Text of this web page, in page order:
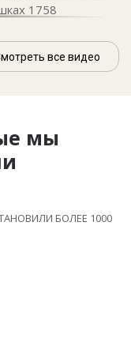
все видео
мы
БОЛЕЕ 1000